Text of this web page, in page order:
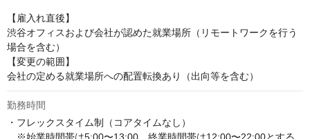
【雇入れ直後】
渋谷オフィスおよび会社が認めた就業場所（リモートワークを行う
場合を含む）
【変更の範囲】
会社の定める就業場所への配置転換あり（出向等を含む）
勤務時間
・フレックスタイム制（コアタイムなし）